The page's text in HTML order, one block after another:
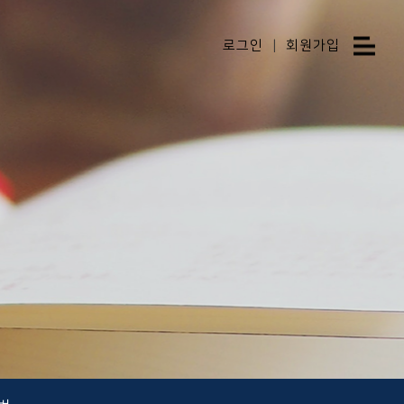
로그인 회원가입